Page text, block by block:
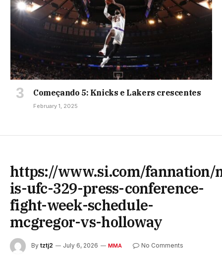
Começando 5: Knicks e Lakers crescentes
February 1, 2025
https://www.si.com/fannation/
is-ufc-329-press-conference-
fight-week-schedule-
mcgregor-vs-holloway
By tztj2 July 6, 2026 MMA
No Comments